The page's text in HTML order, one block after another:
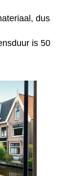
dus
is 50